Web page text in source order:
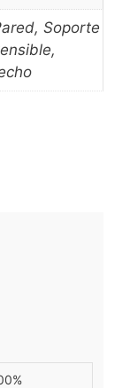
Soporte